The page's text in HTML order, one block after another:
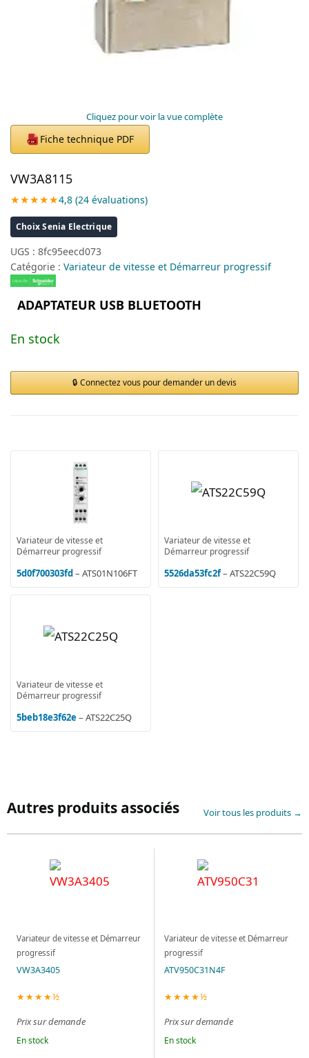
Cliquez pour voir la vue complète
PDF Fiche technique PDF
VW3A8115
★★★★★4,8 (24 évaluations)
Choix Senia Electrique
UGS : 8fc95eecd073
Catégorie : Variateur de vitesse et Démarreur progressif
ADAPTATEUR USB BLUETOOTH
En stock
Connectez vous pour demander un devis
Variateur de vitesse et
Démarreur progressif
5d0f700303fd– ATS01N106FT
Variateur de vitesse et
Démarreur progressif
5526da53fc2f– ATS22C59Q
Variateur de vitesse et
Démarreur progressif
5beb18e3f62e– ATS22C25Q
Autres produits associés Voir tous les produits →
Variateur de vitesse et Démarreur
progressif
VW3A3405
★★★★½
Prix sur demande
En stock
Variateur de vitesse et Démarreur
progressif
ATV950C31N4F
★★★★½
Prix sur demande
En stock